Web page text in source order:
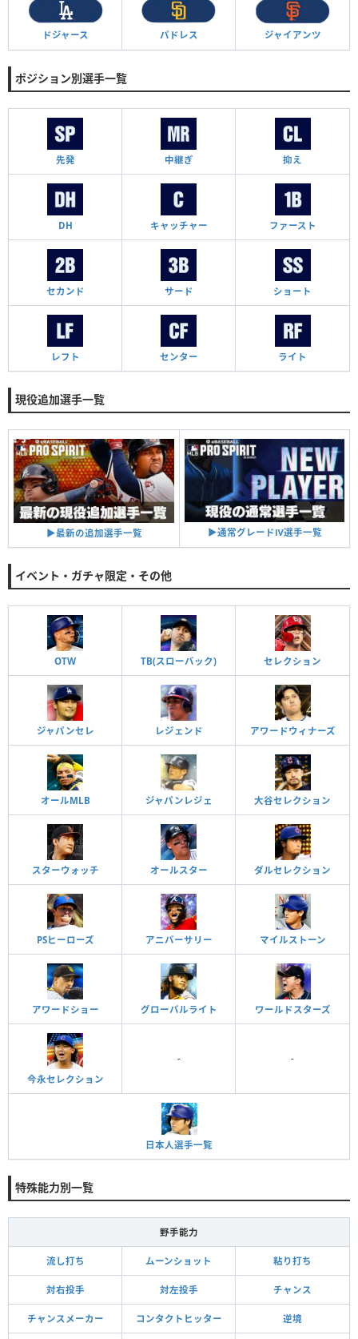
ドジャース パドレス ジャイアンツ
ポジション別選手一覧
先発 中継ぎ 抑え
DH キャッチャー ファースト
セカンド サード ショート
レフト センター ライト
現役追加選手一覧
▶︎最新の追加選手一覧 ▶︎通常グレードⅣ選手一覧
イベント・ガチャ限定・その他
OTW TB(スローバック) セレクション
ジャパンセレ レジェンド アワードウィナーズ
オールMLB ジャパンレジェ 大谷セレクション
スターウォッチ オールスター ダルセレクション
PSヒーローズ アニバーサリー マイルストーン
アワードショー グローバルライト ワールドスターズ
今永セレクション
- -
日本人選手一覧
特殊能力別一覧
野手能力
流し打ち ムーンショット 粘り打ち
対右投手 対左投手 チャンス
チャンスメーカー コンタクトヒッター 逆境